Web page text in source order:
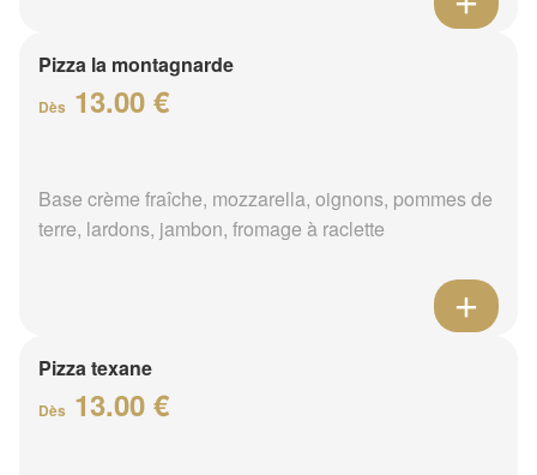
Pizza la montagnarde
Dès 13.00 €
Base crème fraîche, mozzarella, oignons, pommes de
terre, lardons, jambon, fromage à raclette
Pizza texane
Dès 13.00 €